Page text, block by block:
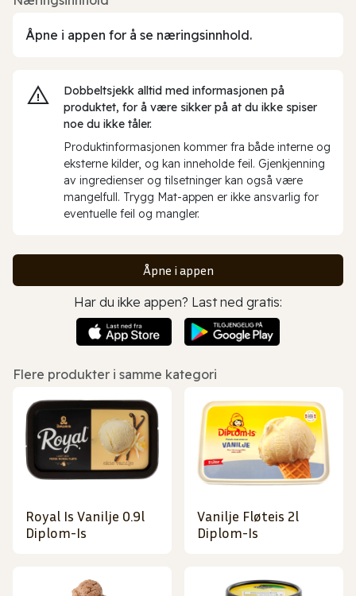
Åpne i appen for å se næringsinnhold.
Dobbeltsjekk alltid med informasjonen på
produktet, for å være sikker på at du ikke spiser
noe du ikke tåler.
Produktinformasjonen kommer fra både interne og
eksterne kilder, og kan inneholde feil. Gjenkjenning
av ingredienser og tilsetninger kan også være
mangelfull. Trygg Mat-appen er ikke ansvarlig for
eventuelle feil og mangler.
Åpne i appen
Har du ikke appen? Last ned gratis:
Flere produkter i samme kategori
Royal Is Vanilje 0.9l
Diplom-Is
Vanilje Fløteis 2l
Diplom-Is